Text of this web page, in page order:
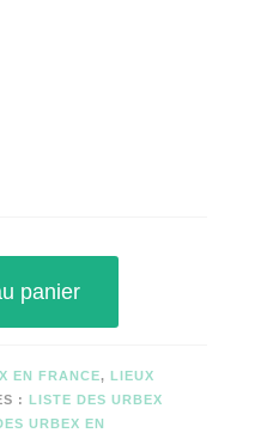
panier
EN FRANCE, LIEUX
: LISTE DES URBEX
URBEX EN